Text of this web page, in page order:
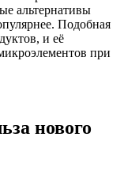
альтернативы
Подобная
и её
при
нового